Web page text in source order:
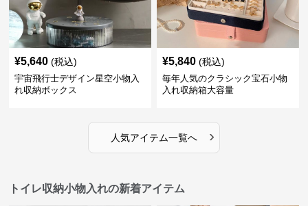
¥5,640 (税込)
宇宙飛行士デザイン星空小物入
れ収納ボックス
¥5,840 (税込)
毎年人気のクラシック宝石小物
入れ収納箱大容量
人気アイテム一覧へ ›
トイレ収納小物入れの新着アイテム